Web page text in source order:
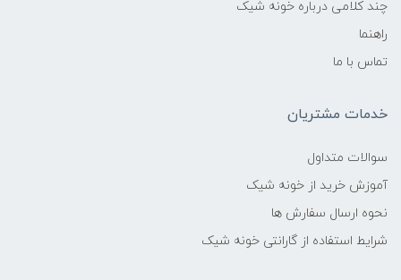
چند کلامی درباره خونه شیک
راهنما
تماس با ما
خدمات مشتریان
سوالات متداول
آموزش خرید از خونه شیک
نحوه ارسال سفارش ها
شرایط استفاده از گارانتی خونه شیک